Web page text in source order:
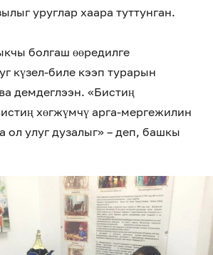
уруглар хаара туттунган.
болгаш өөредилге
күзел-биле кээп турарын
демдеглээн. «Бистиң
хөгжүмчү арга-мергежилин
ол улуг дузалыг» – деп, башкы